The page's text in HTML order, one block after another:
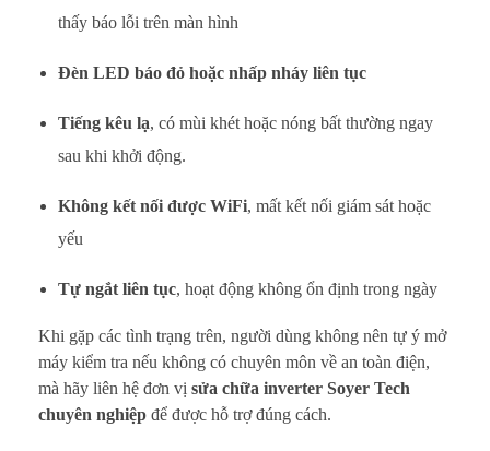
thấy báo lỗi trên màn hình
Đèn LED báo đỏ hoặc nhấp nháy liên tục
Tiếng kêu lạ, có mùi khét hoặc nóng bất thường ngay
sau khi khởi động.
Không kết nối được WiFi, mất kết nối giám sát hoặc
yếu
Tự ngắt liên tục, hoạt động không ổn định trong ngày
Khi gặp các tình trạng trên, người dùng không nên tự ý mở
máy kiểm tra nếu không có chuyên môn về an toàn điện,
mà hãy liên hệ đơn vị sửa chữa inverter Soyer Tech
chuyên nghiệp để được hỗ trợ đúng cách.